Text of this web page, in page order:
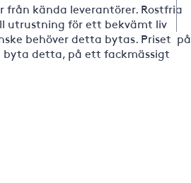
från kända leverantörer. Rostfria
utrustning för ett bekvämt liv
behöver detta bytas. Priset på
detta, på ett fackmässigt